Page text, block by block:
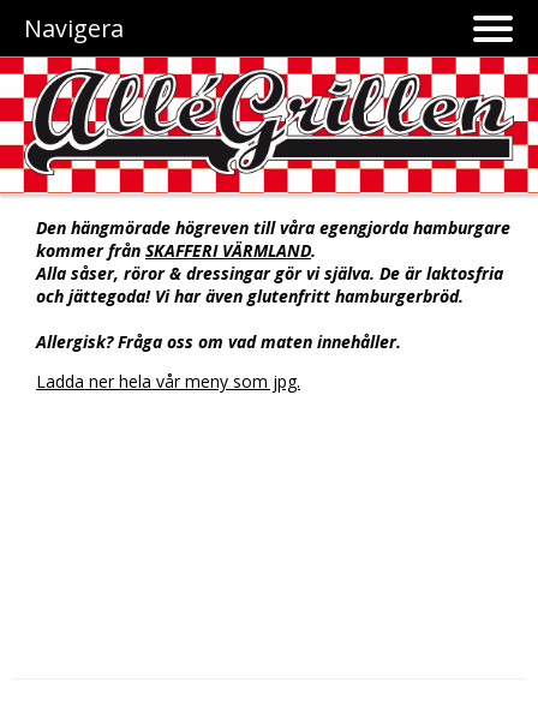
Navigera
Den hängmörade högreven till våra egengjorda hamburgare
kommer från SKAFFERI VÄRMLAND.
Alla såser, röror & dressingar gör vi själva. De är laktosfria
och jättegoda! Vi har även glutenfritt hamburgerbröd.
Allergisk? Fråga oss om vad maten innehåller.
Ladda ner hela vår meny som jpg.